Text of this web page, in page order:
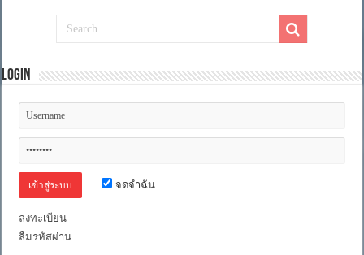
Login
จดจำฉัน
ลงทะเบียน
ลืมรหัสผ่าน